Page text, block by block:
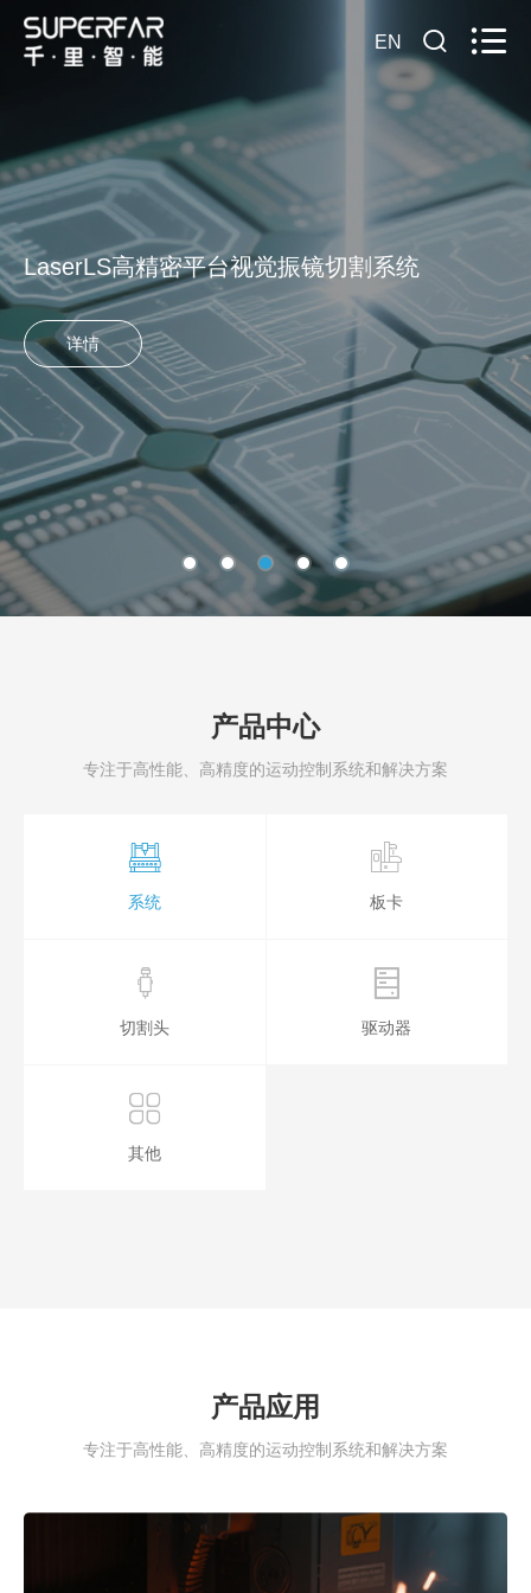
EN
SPCut高精密陶瓷旋切钻孔系统
详情
产品中心
专注于高性能、高精度的运动控制系统和解决方案
系统 板卡
切割头 驱动器
其他
产品应用
专注于高性能、高精度的运动控制系统和解决方案